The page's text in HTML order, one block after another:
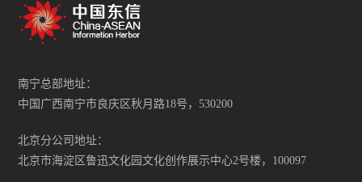
南宁总部地址：
中国广西南宁市良庆区秋月路18号，530200
北京分公司地址：
北京市海淀区鲁迅文化园文化创作展示中心2号楼，100097